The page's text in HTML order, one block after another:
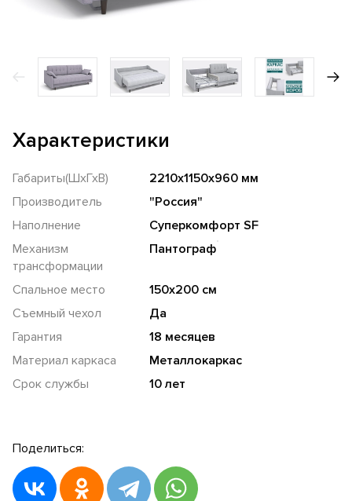
Характеристики
Габариты(ШхГхВ)
2210х1150х960 мм
Производитель
"Россия"
Наполнение
Суперкомфорт SF
Механизм
трансформации
Пантограф
Спальное место
150х200 см
Съемный чехол
Да
Гарантия
18 месяцев
Материал каркаса
Металлокаркас
Срок службы
10 лет
Поделиться: